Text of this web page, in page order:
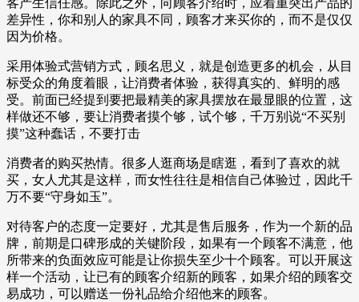
客产生信任感。除此之外，向顾客介绍时，应着重突出产品的
差异性，你和别人的家具不同，顾客才来买你的，而不是仅仅
因为价格。
采用体验式营销方式，顾名思义，就是创造更多的机会，从目
标受众的角度着眼，让消费者体验，获得真实的、鲜明的感
受。前面已经提到要把最精美的家具摆放在最显眼的位置，这
样做还不够，要让消费者摸个够，试个够，千万别说“不买别
摸”这种蠢话，不要打击
消费者的购买热情。很多人逛商场是瞎逛，看到了喜欢的就
买，女人尤其是这样，而女性往往是相信自己体验过，因此千
万不要“守身如玉”。
对待客户的态度一定要好，尤其是售后服务，作为一个新的品
牌，前期是口碑形成的关键阶段，如果有一个顾客不满意，他
所带来的负面效应可能是让你损失至少十个顾客。可以开展这
样一个活动，让已有的顾客介绍新的顾客，如果介绍的顾客交
易成功，可以赠送一份礼品给介绍他来的顾客。